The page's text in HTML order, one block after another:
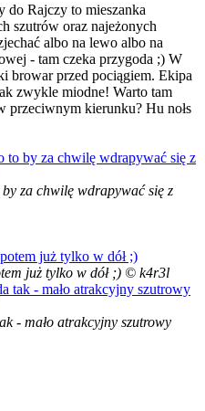
do Rajczy to mieszanka
szutrów oraz najeżonych
albo na lewo albo na
- tam czeka przygoda ;) W
browar przed pociągiem. Ekipa
zwykle miodne! Warto tam
przeciwnym kierunku? Hu nołs
za chwilę wdrapywać się z
już tylko w dół ;) © k4r3l
- mało atrakcyjny szutrowy